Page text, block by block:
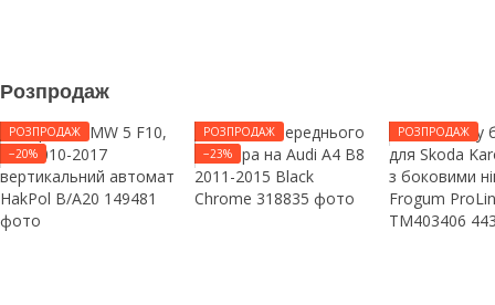
Розпродаж
РОЗПРОДАЖ
−20%
РОЗПРОДАЖ
−23%
РОЗПРОДАЖ